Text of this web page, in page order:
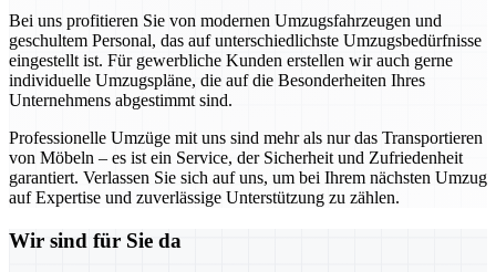
Bei uns profitieren Sie von modernen Umzugsfahrzeugen und
geschultem Personal, das auf unterschiedlichste Umzugsbedürfnisse
eingestellt ist. Für gewerbliche Kunden erstellen wir auch gerne
individuelle Umzugspläne, die auf die Besonderheiten Ihres
Unternehmens abgestimmt sind.
Professionelle Umzüge mit uns sind mehr als nur das Transportieren
von Möbeln – es ist ein Service, der Sicherheit und Zufriedenheit
garantiert. Verlassen Sie sich auf uns, um bei Ihrem nächsten Umzug
auf Expertise und zuverlässige Unterstützung zu zählen.
Wir sind für Sie da